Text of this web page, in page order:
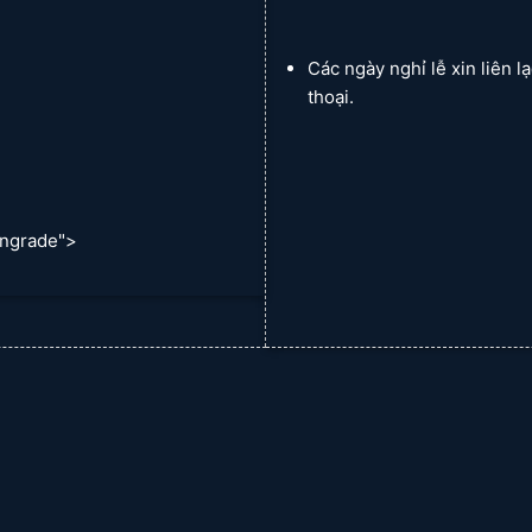
dụng và phù hợp với đặc điểm của từng vị trí:
lên nhau một phần để tạo thành bức màn liên tục
thay thế từng dải khi hư hỏng, hiệu quả ngăn cách
siêu thị, khu vực bếp công nghiệp.
động như một cánh cửa swing thông thường.
Các ngày nghỉ lễ xin liên
thoại.